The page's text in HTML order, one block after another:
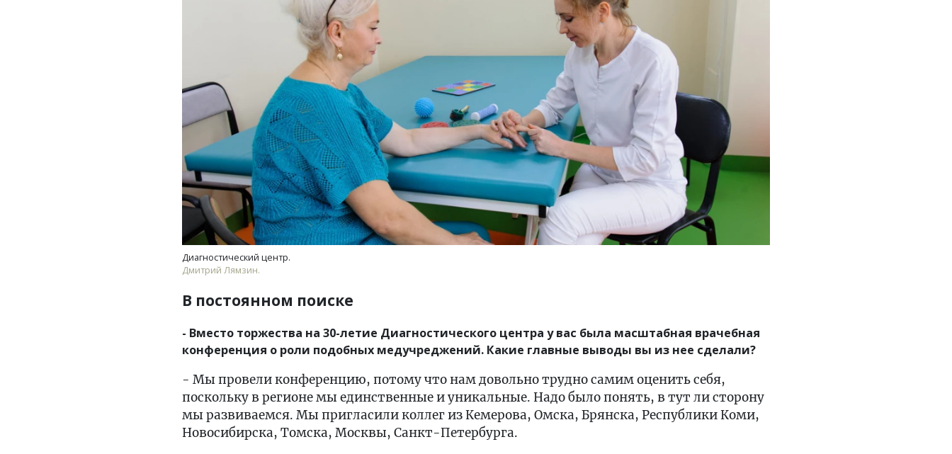
Диагностический центр.
Дмитрий Лямзин.
В постоянном поиске
- Вместо торжества на 30-летие Диагностического центра у вас была масштабная врачебная
конференция о роли подобных медучреджений. Какие главные выводы вы из нее сделали?
- Мы провели конференцию, потому что нам довольно трудно самим оценить себя,
поскольку в регионе мы единственные и уникальные. Надо было понять, в тут ли сторону
мы развиваемся. Мы пригласили коллег из Кемерова, Омска, Брянска, Республики Коми,
Новосибирска, Томска, Москвы, Санкт-Петербурга.